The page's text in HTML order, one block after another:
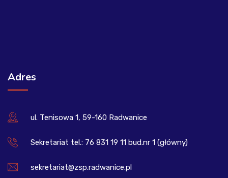
Adres
ul. Tenisowa 1, 59-160 Radwanice
Sekretariat tel.: 76 831 19 11 bud.nr 1 (główny)
sekretariat@zsp.radwanice.pl